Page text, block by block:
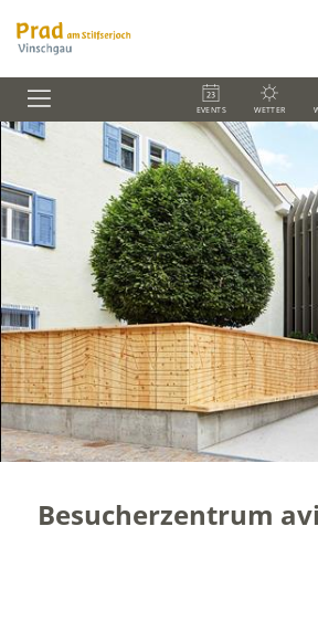
EVENTS WETTER
Besucherzentrum